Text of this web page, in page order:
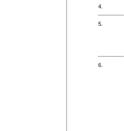
4.
5.
6.